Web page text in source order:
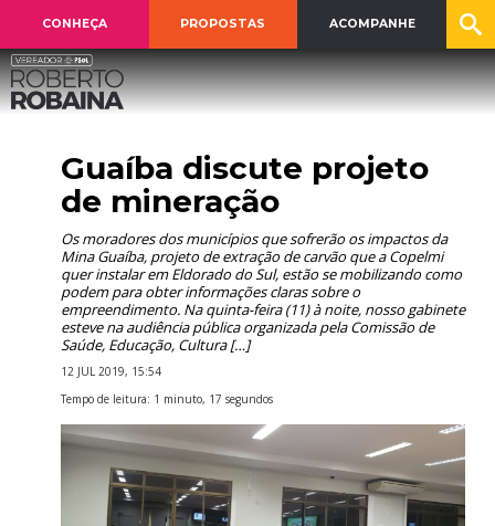
CONHEÇA PROPOSTAS ACOMPANHE
Guaíba discute projeto
de mineração
Os moradores dos municípios que sofrerão os impactos da
Mina Guaíba, projeto de extração de carvão que a Copelmi
quer instalar em Eldorado do Sul, estão se mobilizando como
podem para obter informações claras sobre o
empreendimento. Na quinta-feira (11) à noite, nosso gabinete
esteve na audiência pública organizada pela Comissão de
Saúde, Educação, Cultura […]
12 JUL 2019, 15:54
Tempo de leitura: 1 minuto, 17 segundos